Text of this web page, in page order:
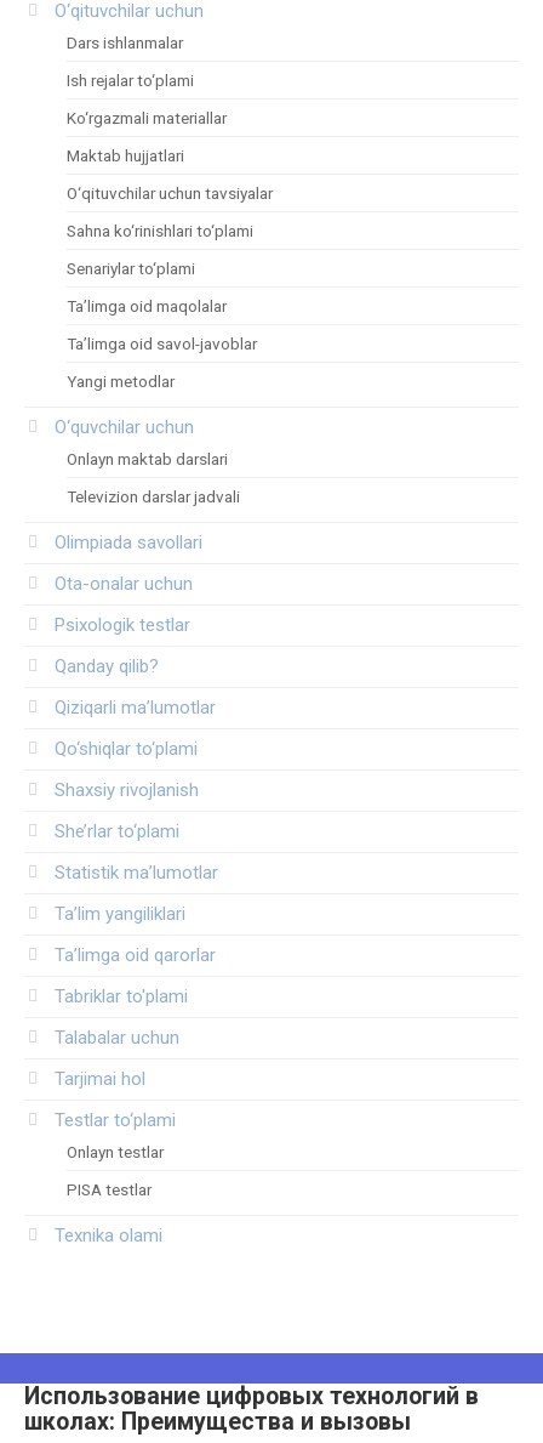
O‘qituvchilar uchun
Dars ishlanmalar
Ish rejalar to‘plami
Ko‘rgazmali materiallar
Maktab hujjatlari
O‘qituvchilar uchun tavsiyalar
Sahna ko‘rinishlari to‘plami
Senariylar to‘plami
Ta’limga oid maqolalar
Ta’limga oid savol-javoblar
Yangi metodlar
O‘quvchilar uchun
Onlayn maktab darslari
Televizion darslar jadvali
Olimpiada savollari
Ota-onalar uchun
Psixologik testlar
Qanday qilib?
Qiziqarli ma’lumotlar
Qo‘shiqlar to‘plami
Shaxsiy rivojlanish
She’rlar to‘plami
Statistik ma’lumotlar
Ta’lim yangiliklari
Ta’limga oid qarorlar
Tabriklar to'plami
Talabalar uchun
Tarjimai hol
Testlar to‘plami
Onlayn testlar
PISA testlar
Texnika olami
Использование цифровых технологий в
школах: Преимущества и вызовы